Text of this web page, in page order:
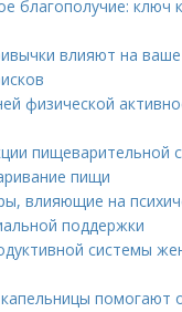
благополучие: ключ
влияют на
физической
пищеварительной
пищи
влияющие на
поддержки
системы
помогают